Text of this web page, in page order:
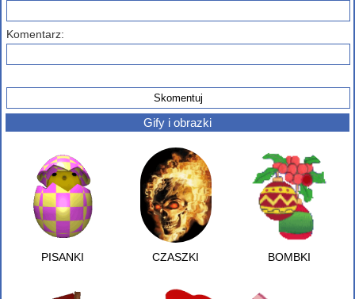
Komentarz:
Gify i obrazki
PISANKI CZASZKI BOMBKI